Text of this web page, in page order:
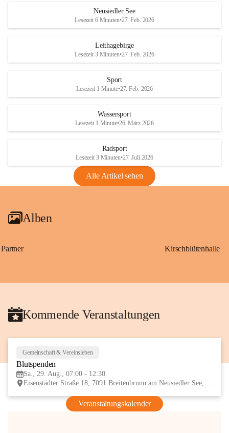
S
und den daraus folgenden wirtschaftlichen
Maßnahmen zur Bekämpfung
Rebe und der Amerikanischen
Anhang VBl. EU Nr. 18
1 Seite•1,4 MB
VBl. EU Nr. 18_2026
r
S
Neusiedler See
Lesezeit 6 Minuten•27. Feb. 2026
Leithagebirge
Lesezeit 3 Minuten•27. Feb. 2026
Sport
Lesezeit 1 Minute•27. Feb. 2026
Wassersport
Lesezeit 1 Minute•26. März 2026
Radsport
Lesezeit 3 Minuten•27. Juli 2026
Alle Artikel sehen
Alben
Partner Kirschblütenhalle
Kommende Veranstaltungen
Gemeinschaft & Vereinsleben
Blutspenden
Sa., 29. Aug., 07:00 - 12:30
Eisenstädter Straße 18, 7091 Breitenbrunn am Neusiedler See, AUT
Veranstaltungskalender